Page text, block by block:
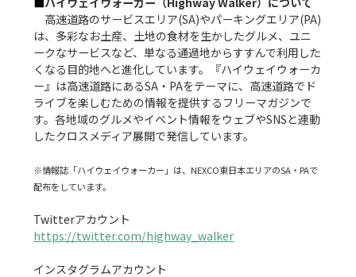
高速道路のサービスエリア(SA)やパーキングエリア(PA)
は、多彩なお土産、土地の食材を生かしたグルメ、ユニ
ークなサービスなど、単なる通過地からすすんで利用した
くなる目的地へと進化しています。『ハイウェイウォーカ
ー』は高速道路にあるSA・PAをテーマに、高速道路でド
ライブを楽しむための情報を提供するフリーマガジンで
す。各地域のグルメやイベント情報をウェブやSNSと連動
したクロスメディア展開で発信しています。
※情報誌「ハイウェイウォーカー」は、NEXCO東日本エリアのSA・PAで
配布をしています。
https://twitter.com/highway_walker